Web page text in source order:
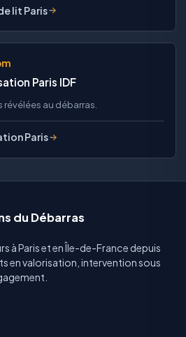
lit Paris
Paris IDF
au débarras.
Paris
du Débarras
à Paris et en Île-de-France depuis
en valorisation, intervention sous